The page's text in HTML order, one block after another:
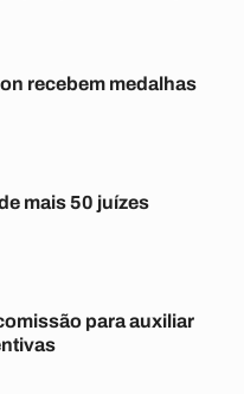
recebem medalhas
mais 50 juízes
para auxiliar